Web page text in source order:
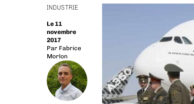
INDUSTRIE
Le 11
novembre
2017
Par Fabrice
Morlon